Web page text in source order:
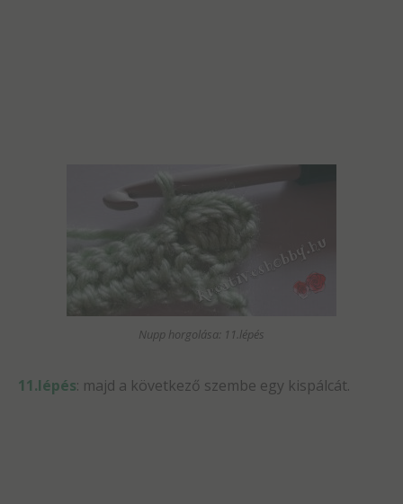
Nupp horgolása: 11.lépés
11.lépés: majd a következő szembe egy kispálcát.